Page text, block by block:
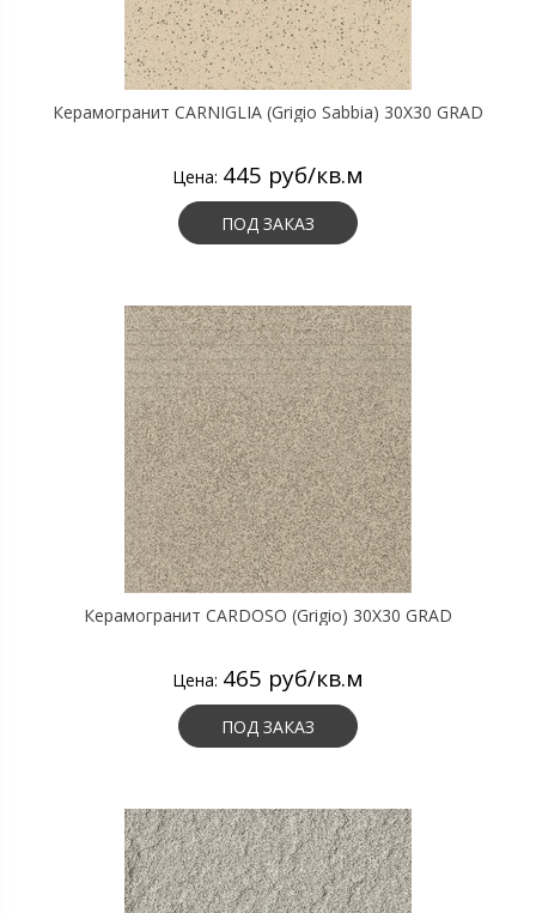
Керамогранит CARNIGLIA (Grigio Sabbia) 30X30 GRAD
Цена: 445 руб/кв.м
ПОД ЗАКАЗ
Керамогранит CARDOSO (Grigio) 30X30 GRAD
Цена: 465 руб/кв.м
ПОД ЗАКАЗ